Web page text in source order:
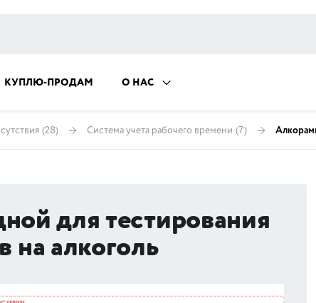
КУПЛЮ-ПРОДАМ О НАС
(28) Система учета рабочего времени (7)
для тестирования
на алкоголь